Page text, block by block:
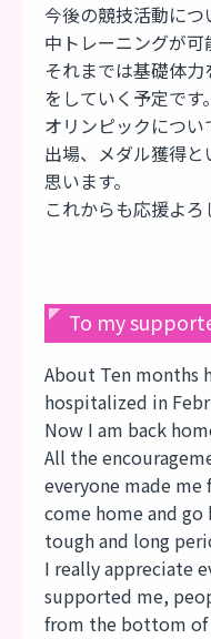
今後の競技活動に
中トレーニングが可
それまでは基礎体
をしていく予定です。
オリンピックにつ
出場、メダル獲得
思います。
これからも応援よろ
To my
About Ten months
hospitalized in
Now I am back
All the
everyone made
come home and
tough and long
I really appreciate
supported me,
from the bottom of